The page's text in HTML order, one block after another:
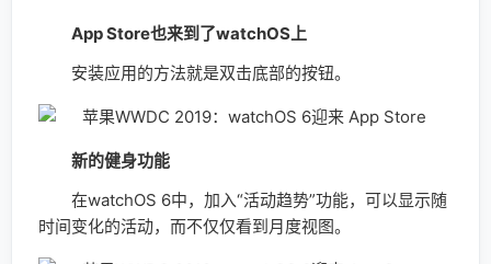
App Store也来到了watchOS上
安装应用的方法就是双击底部的按钮。
新的健身功能
在watchOS 6中，加入“活动趋势”功能，可以显示随
时间变化的活动，而不仅仅看到月度视图。